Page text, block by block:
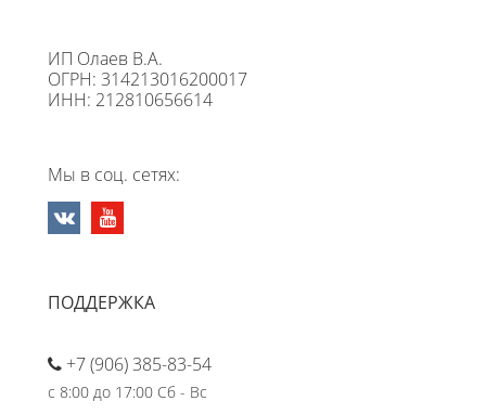
ИП Олаев В.А.
ОГРН: 314213016200017
ИНН: 212810656614
Мы в соц. сетях:
ПОДДЕРЖКА
+7 (906) 385-83-54
с 8:00 до 17:00 Сб - Вс